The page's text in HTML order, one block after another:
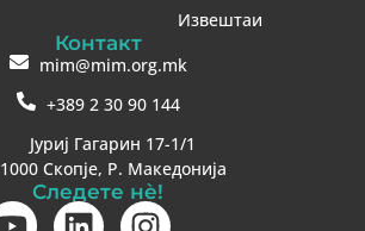
Извештаи
Контакт
mim@mim.org.mk
+389 2 30 90 144
Јуриј Гагарин 17-1/1
1000 Скопје, Р. Македонија
Следете нè!